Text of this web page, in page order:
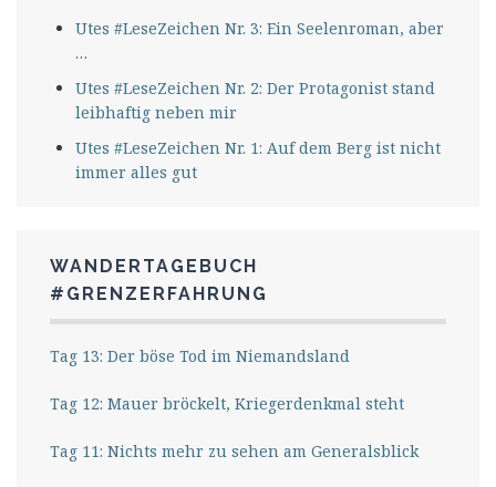
Utes #LeseZeichen Nr. 3: Ein Seelenroman, aber
…
Utes #LeseZeichen Nr. 2: Der Protagonist stand
leibhaftig neben mir
Utes #LeseZeichen Nr. 1: Auf dem Berg ist nicht
immer alles gut
WANDERTAGEBUCH
#GRENZERFAHRUNG
Tag 13: Der böse Tod im Niemandsland
Tag 12: Mauer bröckelt, Kriegerdenkmal steht
Tag 11: Nichts mehr zu sehen am Generalsblick